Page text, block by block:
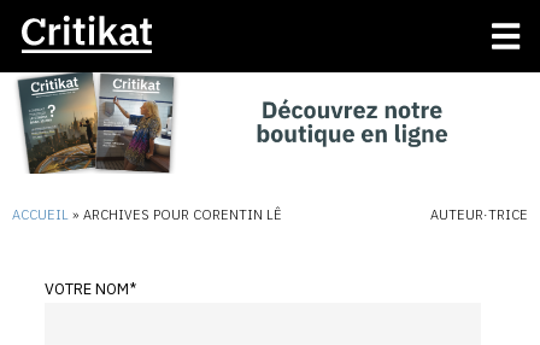
ACCUEIL » ARCHIVES POUR CORENTIN LÊ AUTEUR·TRICE
VOTRE NOM*